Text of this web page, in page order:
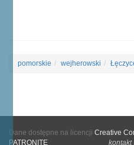
pomorskie wejherowski
Dane dostępne na licencji Creative
PATRONITE
kontakt